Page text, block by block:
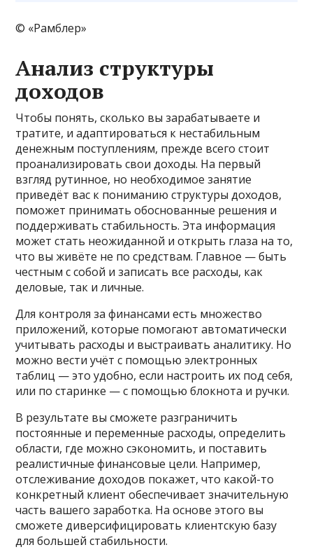
© «Рамблер»
Анализ структуры
доходов
Чтобы понять, сколько вы зарабатываете и
тратите, и адаптироваться к нестабильным
денежным поступлениям, прежде всего стоит
проанализировать свои доходы. На первый
взгляд рутинное, но необходимое занятие
приведёт вас к пониманию структуры доходов,
поможет принимать обоснованные решения и
поддерживать стабильность. Эта информация
может стать неожиданной и открыть глаза на то,
что вы живёте не по средствам. Главное — быть
честным с собой и записать все расходы, как
деловые, так и личные.
Для контроля за финансами есть множество
приложений, которые помогают автоматически
учитывать расходы и выстраивать аналитику. Но
можно вести учёт с помощью электронных
таблиц — это удобно, если настроить их под себя,
или по старинке — с помощью блокнота и ручки.
В результате вы сможете разграничить
постоянные и переменные расходы, определить
области, где можно сэкономить, и поставить
реалистичные финансовые цели. Например,
отслеживание доходов покажет, что какой-то
конкретный клиент обеспечивает значительную
часть вашего заработка. На основе этого вы
сможете диверсифицировать клиентскую базу
для большей стабильности.